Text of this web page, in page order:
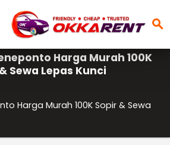
search
Harga Murah 100K
Sewa Lepas Kunci
Harga Murah 100K Sopir & Sewa